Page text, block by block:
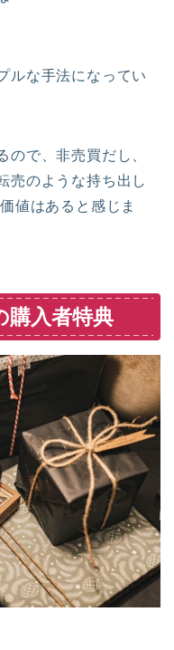
ルな手法になってい
ので、非売買だし、
売のような持ち出し
値はあると感じま
購入者特典